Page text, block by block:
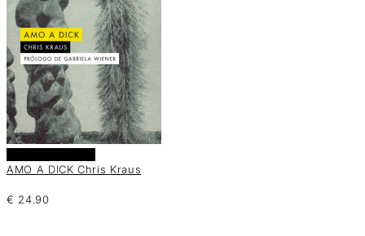
AMO A DICK Chris Kraus
€ 24.90